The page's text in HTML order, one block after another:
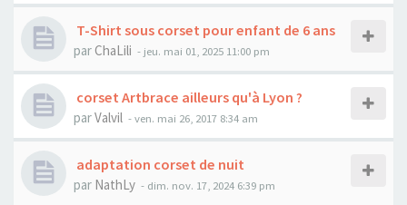
T-Shirt sous corset pour enfant de 6 ans
par ChaLili - jeu. mai 01, 2025 11:00 pm
corset Artbrace ailleurs qu'à Lyon ?
parValvil - ven. mai 26, 2017 8:34 am
adaptation corset de nuit
par NathLy - dim. nov. 17, 2024 6:39 pm